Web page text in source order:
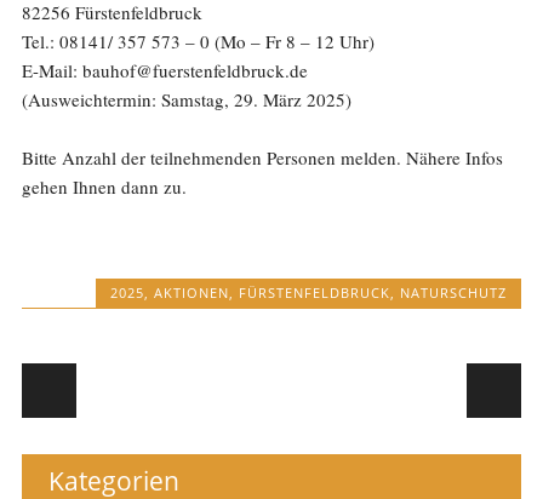
82256 Fürstenfeldbruck
Tel.: 08141/ 357 573 – 0 (Mo – Fr 8 – 12 Uhr)
E-Mail: bauhof@fuerstenfeldbruck.de
(Ausweichtermin: Samstag, 29. März 2025)
Bitte Anzahl der teilnehmenden Personen melden. Nähere Infos
gehen Ihnen dann zu.
2025,AKTIONEN, FÜRSTENFELDBRUCK, NATURSCHUTZ
Post navigation
Kategorien